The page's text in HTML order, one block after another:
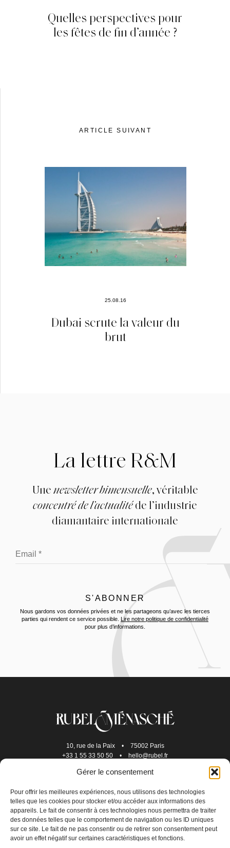
Gérer le consentement
Pour offrir les meilleures expériences, nous utilisons des technologies
telles que les cookies pour stocker et/ou accéder aux informations des
appareils. Le fait de consentir à ces technologies nous permettra de traiter
des données telles que le comportement de navigation ou les ID uniques
sur ce site. Le fait de ne pas consentir ou de retirer son consentement peut
avoir un effet négatif sur certaines caractéristiques et fonctions.
Quelles perspectives pour
les fêtes de fin d’année ?
ARTICLE SUIVANT
25.08.16
Dubai scrute la valeur du
brut
La lettre R&M
Unenewsletter bimensuelle, véritable
concentré de l’actualitéde l’industrie
diamantaire internationale
Nous gardons vos données privées et ne les partageons qu’avec les tierces
parties qui rendent ce service possible. Lire notre politique de confidentialité
pour plus d’informations.
10, rue de la Paix •
75002 Paris
+33 1 55 33 50 50
• hello@rubel.fr